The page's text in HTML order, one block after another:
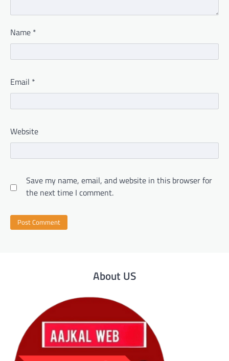
Name *
Email *
Website
Save my name, email, and website in this browser for
the next time I comment.
About US